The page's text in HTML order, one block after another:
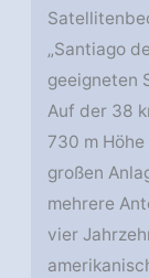
„Santiago
geeigneten
Auf der 38
730 m
großen
mehrere
vier